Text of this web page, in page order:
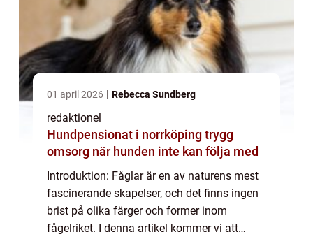
01 april 2026 Rebecca Sundberg
redaktionel
Hundpensionat i norrköping trygg
omsorg när hunden inte kan följa med
Introduktion: Fåglar är en av naturens mest
fascinerande skapelser, och det finns ingen
brist på olika färger och former inom
fågelriket. I denna artikel kommer vi att